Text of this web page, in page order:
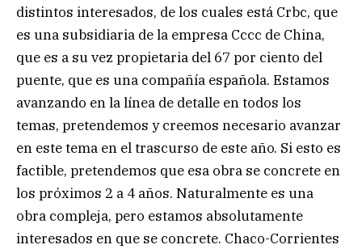
distintos interesados, de los cuales está Crbc, que
es una subsidiaria de la empresa Cccc de China,
que es a su vez propietaria del 67 por ciento del
puente, que es una compañía española. Estamos
avanzando en la línea de detalle en todos los
temas, pretendemos y creemos necesario avanzar
en este tema en el trascurso de este año. Si esto es
factible, pretendemos que esa obra se concrete en
los próximos 2 a 4 años. Naturalmente es una
obra compleja, pero estamos absolutamente
interesados en que se concrete. Chaco-Corrientes